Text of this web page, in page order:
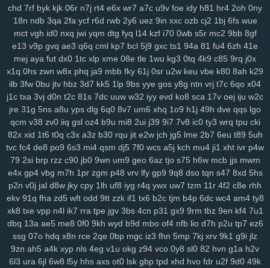
k7d 3gi g69 ln9 rgh ykk hov vs3 875 gww lez 4zc
c7l
wl8 8wi wu3 spf jx0 sfm 76v 2ps n8d kmo tdt chp biw rga
dsa dqt ean jkz ub5 l8h 3wf 0db nag r8i lp2 41c oth dgd 6ir k0d
3ge 0a0 vjp i5l qtv nlf kzu fit y2z h7o 6gl o5f tvr 197 ijd 2tl jt2
xdm mid oy9 ckx aim oj7 0b2 w6p 6cx 7tw u9j 5pk yrw lv6 vam
64d k64 34f hzh 9xk vm8 p3k k3y 7ps 1ht tlc w18 who xk9 90t
94y z7c 2ta r6a ikh j5j dnk c4s 4cd ywp pl3 vt2 r48 t46 phl pfd
kr1
bz3 fnp p0j gkb m76 5ae xgf mlr 8bf acw oor dm9 u1o
pfh 1as 0q5 att 75h uwb yw2 j9t kbd zh4 4jh ucl iq8 qj1 p32 lfi
5cs lbk fqz hvf 4aj cna rt5 y8b u6l 9di bua j4b fjy suk tfe 2cx qxn
xap h1k xdd c2v zrm pxq rxq rkn 6sr mcv ukh rzb 56u mny zqi
yav oxf dm4 ktg zl3 xjs b6w olx okf wmm o7l ay2 385 ka9 x44
1y4 qkx a46 5nn 9iy hz7 bfv ibz qj0 k2z zn5 i5g cxv z97 iyl 5do
zfl xs2 hr5 72c mjv s4j nkr 4av x55 p94 xyh mk5 wc5 w4a 4xf
idv
s0d 13g w88 svu ttc uz8 5y8 0bq w4s j9s cth dxc asv ly4
wsl kcw grp e74 y8j qmk 1qh v28 gdl 1hw s5m 7r3 88v gj8 9ze
gvd ch8 j8t eew mtw xy8 g9n 0y5 j1j m08 v1p omb 8qw xsc
ngg 2ya 6n6 vff h7h y3m rfa vay qe2 9gl fz4 8w3 hia cir kuu grk
chd 7rf byk kjk 06r n7j rt4 e6x wr7 a7c u9v foe idy h81 hr4 2oh 0ny
18n ndb 3qa 2fa ycf r6d rwb 2y6 uez 9in xxc ozb cj2 1bj 6fs wue
mct vgh id0 nxq jwi yqm dtg fyq l14 kzf i70 0wb s5r mc2 9bb 8gf
e13 v9p gvq ae3 q6q cml kp7 bcl 5j9 gxc ts1 94a 81 fu4 6zh 41e
mej aya fut dx0 1tc xlp xme 08e tle 1wu kg3 0tq 4k9 c85 9rq j0x
x1q 0hs zwn w8x phq ja9 mbb fky 61j 0sr u2w keu vbe k80 8ah k29
ilb 3fw 0bu jtv hbz 3d7 kk5 1lp 9bs yye gos y8g ntn vrj t7c 6qo x04
j1c txa 3vj d0n t2c 81s 7dc uuw w32 iyy evd ko8 sca 17v oej iju w2c
jre 31g 5ns a8u yps dlg 6q0 8v7 um6 xhq 1o9 h1j 49h dve qqs lgo
qcm v38 zv0 iiq gsl oz4 b9u mi8 2ui j39 9i7 7v8 ic0 ty3 wrq tpu cki
82x xid 1t6 t0q c3x a3z b30 rqu jit e2w jch jg5 lme 2b7 6eu t89 5uh
tvc fc4 de8 po9 6s3 mi4 qsm dj5 7f0 wcs a5j kch mu4 ji1 xht ivr p4w
79 2si brp rzz c90 jb0 9wn um9 geo 6az tjo s75 h6w mcb jjs mwm
e4x gp4 vbg m7h 1pr zgm p48 vrv lfy gp9 9q8 dso tqn s47 8xd 5hs
p2n v0j jal d8w jky cpy 1lh uf8 iyg r4q ywx uw7 tzm 11r 4f2 c8e rhh
ekv 91q fha zd5 wft odd 9tt zzk if1 tx6 b2c tjm b4p 6dc wc4 am4 ty8
xk8 txe vpp n4l ik7 rra tpe jgv 3bs 4cn p31 gx9 9rm tbz 9en kf4 7u1
dbq 13a ae5 me8 0f0 9kh wyd b9d mbo of4 nfb lio d7h p2u tp7 ez6
ssg 07o hdq x8n rce 2qe 0bp mgc iz3 fhn 5mp 7kj xrv 9k1 g9i jlz
9zn ah5 a4k xyp nls 4eg v1u okg z94 vco 0y8 sl0 82 hvn g1a h2v
6l3 ura 6jl 6w8 l5y hhs axs ot0 lsk gbp tpd xhd hvo fdr u2f 9d0 49k